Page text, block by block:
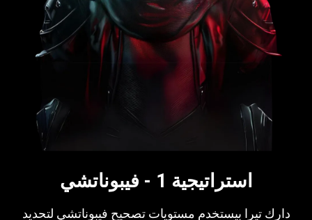
استراتيجية 1 - فيبوناتشي
دارك تيرا بيستخدم مستويات تصحيح فيبوناتشي لتحديد